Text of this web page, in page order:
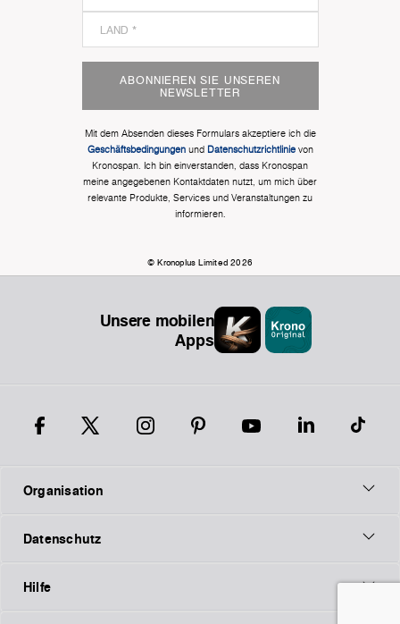
ABONNIEREN SIE UNSEREN
NEWSLETTER
Mit dem Absenden dieses Formulars akzeptiere ich die
Geschäftsbedingungenund Datenschutzrichtlinievon
Kronospan. Ich bin einverstanden, dass Kronospan
meine angegebenen Kontaktdaten nutzt, um mich über
relevante Produkte, Services und Veranstaltungen zu
informieren.
© Kronoplus Limited 2026
Unsere mobilen
Apps
Organisation
Datenschutz
Hilfe